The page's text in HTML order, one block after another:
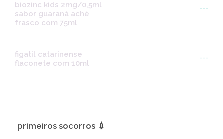
biozinc kids 2mg/0,5ml
sabor guaraná aché
frasco com 75ml
---
figatil catarinense
flaconete com 10ml
---
primeiros socorros 💉